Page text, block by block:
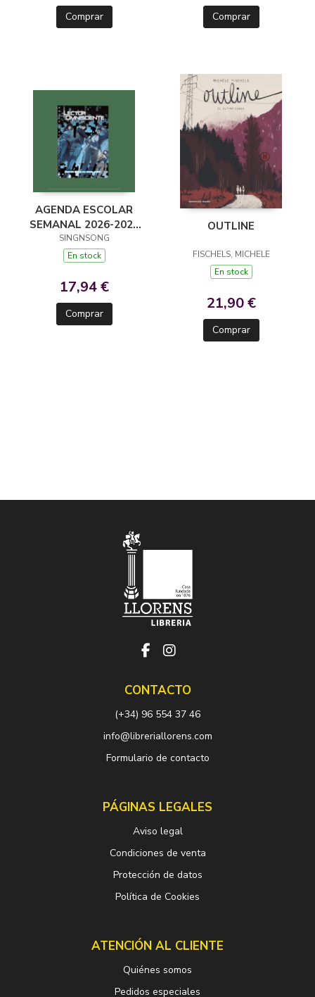
Comprar Comprar
AGENDA ESCOLAR
SEMANAL 2026-2027
LECTOR OMNISCIENTE
SINGNSONG
En stock
17,94 €
Comprar
OUTLINE
FISCHELS, MICHELE
En stock
21,90 €
Comprar
CONTACTO
(+34) 96 554 37 46
info@libreriallorens.com
Formulario de contacto
PÁGINAS LEGALES
Aviso legal
Condiciones de venta
Protección de datos
Política de Cookies
ATENCIÓN AL CLIENTE
Quiénes somos
Pedidos especiales